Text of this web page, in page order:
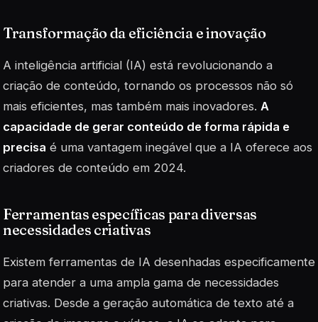
Transformação da eficiência e inovação
A inteligência artificial (IA) está revolucionando a
criação de conteúdo, tornando os processos não só
mais eficientes, mas também mais inovadores. A
capacidade de gerar conteúdo de forma rápida e
precisa é uma vantagem inegável que a IA oferece aos
criadores de conteúdo em 2024.
Ferramentas específicas para diversas
necessidades criativas
Existem ferramentas de IA desenhadas especificamente
para atender a uma ampla gama de necessidades
criativas. Desde a geração automática de texto até a